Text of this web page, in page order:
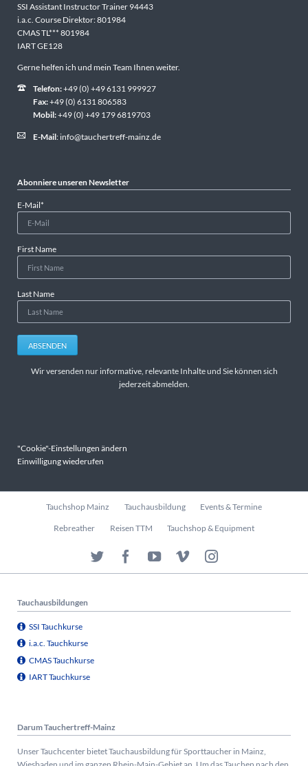
SSI Assistant Instructor Trainer 94443
i.a.c. Course Direktor: 801984
CMAS TL*** 801984
IART GE128
Gerne helfen ich und mein Team Ihnen weiter.
Telefon:+49 (0) +49 6131 999927
Fax:+49 (0) 6131 806583
Mobil:+49 (0) +49 179 6819703
E-Mail: info@tauchertreff-mainz.de
Abonniere unseren Newsletter
Pflichtfeld
E-Mail*
First Name
Last Name
ABSENDEN
Wir versenden nur informative, relevante Inhalte und Sie können sich
jederzeit abmelden.
"Cookie"-Einstellungen ändern
Einwilligung wiederufen
Navigation
Tauchshop Mainz Tauchausbildung Events & Termine
Rebreather Reisen TTM Tauchshop & Equipment
Tauchausbildungen
SSI Tauchkurse
i.a.c. Tauchkurse
CMAS Tauchkurse
IART Tauchkurse
Darum Tauchertreff-Mainz
Unser Tauchcenter bietet Tauchausbildung für Sporttaucher in Mainz,